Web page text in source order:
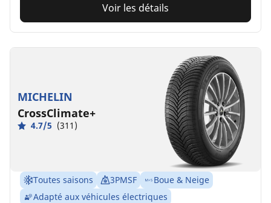
Voir les détails
MICHELIN
CrossClimate+
4.7/5 (311)
Toutes saisons 3PMSF
Boue & Neige
Adapté aux véhicules électriques